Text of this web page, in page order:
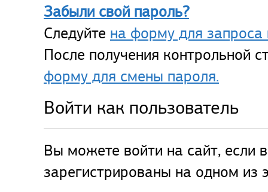
Забыли свой пароль?
Следуйте на форму для запроса
После получения контрольной
форму для смены пароля.
Войти как пользователь
Вы можете войти на сайт, если
зарегистрированы на одном из